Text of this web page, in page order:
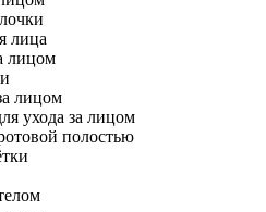
лица
лицом
лицом
ухода за лицом
полостью